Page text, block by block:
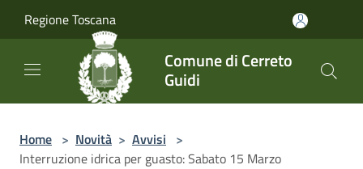
Regione Toscana
Comune di Cerreto
Guidi
Home > Novità > Avvisi >
Interruzione idrica per guasto: Sabato 15 Marzo